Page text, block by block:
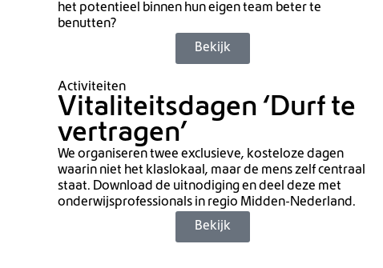
het potentieel binnen hun eigen team beter te
benutten?
Bekijk
Activiteiten
Vitaliteitsdagen ‘Durf te
vertragen’
We organiseren twee exclusieve, kosteloze dagen
waarin niet het klaslokaal, maar de mens zelf centraal
staat. Download de uitnodiging en deel deze met
onderwijsprofessionals in regio Midden-Nederland.
Bekijk